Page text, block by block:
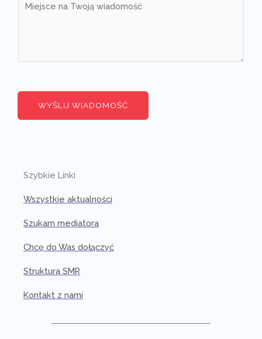
WYŚLIJ WIADOMOŚĆ
Szybkie Linki
Wszystkie aktualności
Szukam mediatora
Chcę do Was dołączyć
Struktura SMR
Kontakt z nami